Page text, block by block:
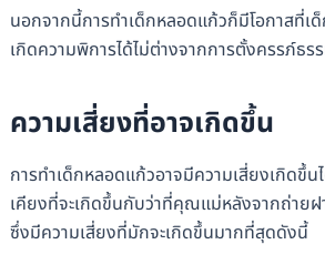
นอกจากนี้การทำเด็กหลอดแก้วก็มีโอกาสที่เด็
เกิดความพิการได้ไม่ต่างจากการตั้งครรภ์ธร
ความเสี่ยงที่อาจเกิดขึ้น
การทำเด็กหลอดแก้วอาจมีความเสี่ยงเกิดขึ้น
เคียงที่จะเกิดขึ้นกับว่าที่คุณแม่หลังจากถ่าย
ซึ่งมีความเสี่ยงที่มักจะเกิดขึ้นมากที่สุดดังนี้